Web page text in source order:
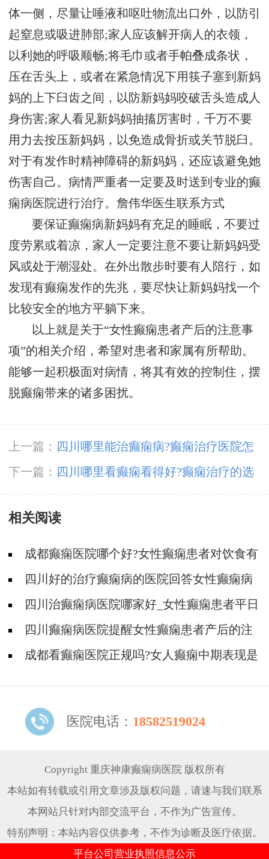
体一侧，尽量让唾液和呕吐物流出口外，以防引
起窒息或吸进肺部;家人应该解开病人的衣领，
以利她的呼吸顺畅;将毛巾或者手帕叠成条状，
压在舌头上，或者在紧急情况下用筷子塞到新妈
妈的上下臼齿之间，以防新妈妈咬破舌头造成人
身伤害;家人看见新妈妈抽搐厉害时，千万不要
用力去按压新妈妈，以免造成骨折或关节脱臼。
对于有发作时精神障碍的新妈妈，还应该避免她
伤害自己。病情严重者一定要及时送到专业的癫
痫病医院进行治疗。 詹伟华医生联系方式
要保证癫痫病新妈妈有充足的睡眠，不要过
度劳累或着凉，家人一定要注意不要让新妈妈受
风或处于潮湿处。在外出散步时要有人陪行，如
发现有癫痫发作的先兆，要尽快让新妈妈找一个
比较安全的地方平躺下来。
以上就是关于“女性癫痫患者产后的注意事
项”的相关介绍，希望对患者和家属有所帮助。
能够一起积极面对病情，将其有效的控制住，摆
脱癫痫带来的诸多困扰。
上一篇：
​四川哪里能治癫痫病?癫痫治疗医院怎
么选?
下一篇：
​四川哪里看癫痫看得好?癫痫治疗的选
择重要吗?
相关阅读
成都癫痫医院哪个好?女性癫痫患者对饮食有
什么要求?
四川好的治疗癫痫病的医院回答女性癫痫病
会遗传吗?
四川治癫痫病医院哪家好_女性癫痫患者平日
里应该注意什么?
四川癫痫病医院提醒女性癫痫患者产后的注
意事项成都看癫痫医院正规吗?女人癫痫中期表现是
医院电话： 18582519024
Copyright 重庆神康癫痫病医院 版权所有
本站如有转载或引用文章涉及版权问题，请速与我们联系
本网站只针对内部交流平台，不作为广告宣传。
特别声明：本站内容仅供参考，不作为诊断及医疗依据。
平台公司营业执照信息公示